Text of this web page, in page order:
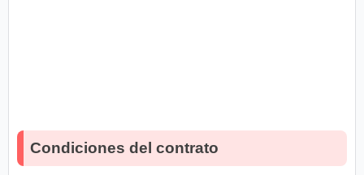
Condiciones del contrato